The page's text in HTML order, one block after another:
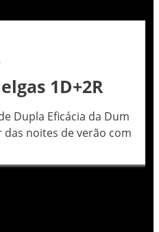
1D+2R
Dupla Eficácia da Dum
noites de verão com